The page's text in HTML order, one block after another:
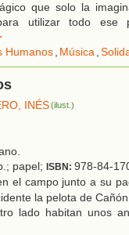
que solo la
utilizar todo ese
Humanos, Música,
INÉS(ilust.)
papel; ISBN: 978-84-
el campo junto a su
la pelota de
lado habitan unos